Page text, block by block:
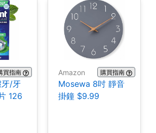
買指南
/牙
126
Amazon 購買指南
Mosewa 8吋 靜音
掛鐘 $9.99